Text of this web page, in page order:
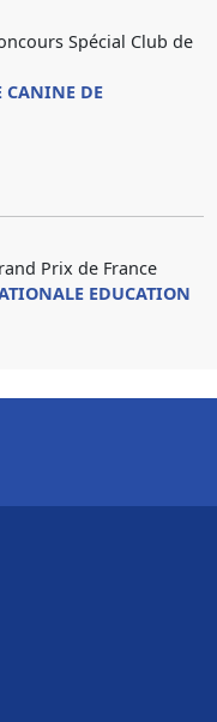
Spécial Club de
DE
Prix de France
EDUCATION